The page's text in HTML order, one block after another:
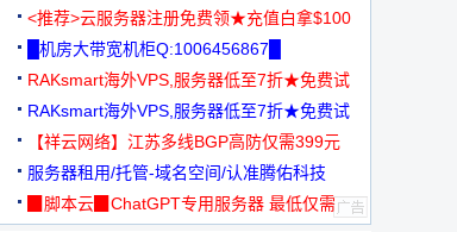
<推荐>云服务器注册免费领★充值白拿$100
█机房大带宽机柜Q:1006456867█
RAKsmart海外VPS,服务器低至7折★免费试
用★
RAKsmart海外VPS,服务器低至7折★免费试
用★
【祥云网络】江苏多线BGP高防仅需399元
服务器租用/托管-域名空间/认准腾佑科技
▉脚本云▉ChatGPT专用服务器 最低仅需